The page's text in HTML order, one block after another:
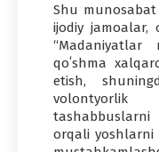
Shu
ijodiy jamoalar,
qoʻshma
etish,
volontyorlik
orqali yoshlarni